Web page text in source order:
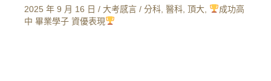
2025 年 9 月 16 日 / 大考感言 / 分科 醫科 頂大
成功高
中 畢業學子 資優表現